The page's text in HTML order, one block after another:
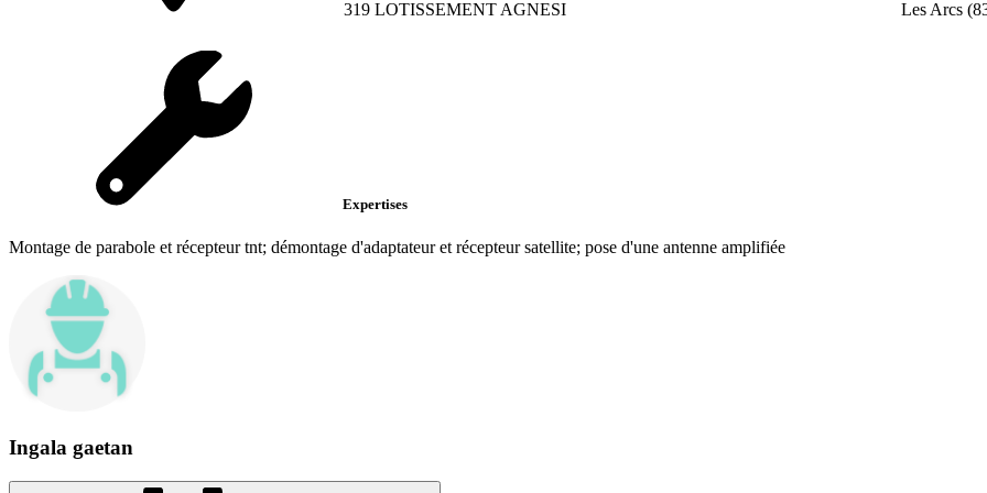
319 LOTISSEMENT AGNESI Les Arcs
Expertises
Montage de parabole et récepteur tnt; démontage d'adaptateur et récepteur satellite; pose d'une antenne amplifiée
Ingala gaetan